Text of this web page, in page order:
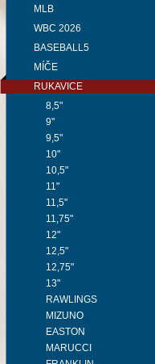
MLB
WBC 2026
BASEBALL5
MÍČE
RUKAVICE
8,5"
9"
9,5"
10"
10,5"
11"
11,5"
11,75"
12"
12,5"
12,75"
13"
RAWLINGS
MIZUNO
EASTON
MARUCCI